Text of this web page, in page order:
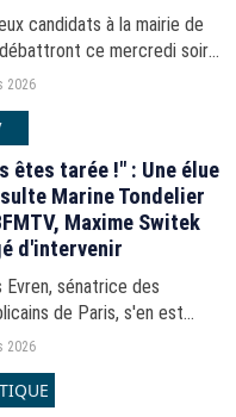
candidats à la mairie de
ce mercredi soir
représentante LFI, Sophia
pour le second tour.
2026
êtes tarée !" : Une élue
Marine Tondelier
Maxime Switek
d'intervenir
Evren, sénatrice des
de Paris, s'en est
prise à la leader des
2026